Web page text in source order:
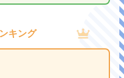
キング